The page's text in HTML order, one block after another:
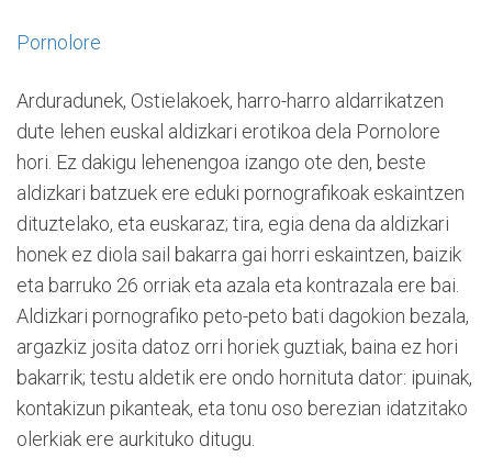
Pornolore
Arduradunek, Ostielakoek, harro-harro aldarrikatzen
dute lehen euskal aldizkari erotikoa dela Pornolore
hori. Ez dakigu lehenengoa izango ote den, beste
aldizkari batzuek ere eduki pornografikoak eskaintzen
dituztelako, eta euskaraz; tira, egia dena da aldizkari
honek ez diola sail bakarra gai horri eskaintzen, baizik
eta barruko 26 orriak eta azala eta kontrazala ere bai.
Aldizkari pornografiko peto-peto bati dagokion bezala,
argazkiz josita datoz orri horiek guztiak, baina ez hori
bakarrik; testu aldetik ere ondo hornituta dator: ipuinak,
kontakizun pikanteak, eta tonu oso berezian idatzitako
olerkiak ere aurkituko ditugu.